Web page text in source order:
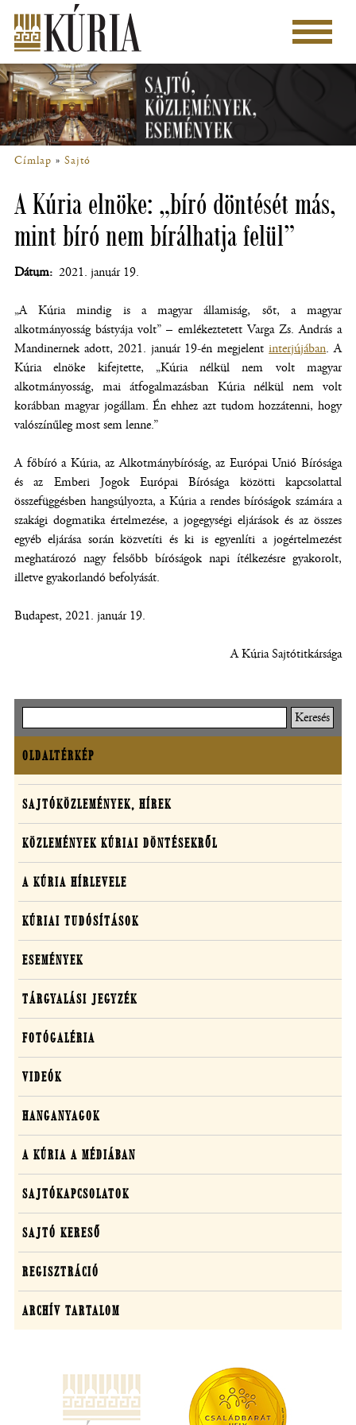
tartalomra
Főmenü
Címlap Sajtó
A Kúria elnöke: „bíró döntését más,
mint bíró nem bírálhatja felül”
Dátum 2021. január 19.
„A Kúria mindig is a magyar államiság, sőt, a magyar
alkotmányosság bástyája volt” – emlékeztetett Varga Zs. András a
Mandinernek adott, 2021. január 19-én megjelentinterjújában(új
nyílik
meg)
. A
Kúria elnöke kifejtette, „Kúria nélkül nem volt magyar
alkotmányosság, mai átfogalmazásban Kúria nélkül nem volt
korábban magyar jogállam. Én ehhez azt tudom hozzátenni, hogy
valószínűleg most sem lenne.”
A főbíró a Kúria, az Alkotmánybíróság, az Európai Unió Bírósága
és az Emberi Jogok Európai Bírósága közötti kapcsolattal
összefüggésben hangsúlyozta, a Kúria a rendes bíróságok számára a
szakági dogmatika értelmezése, a jogegységi eljárások és az összes
egyéb eljárása során közvetíti és ki is egyenlíti a jogértelmezést
meghatározó nagy felsőbb bíróságok napi ítélkezésre gyakorolt,
illetve gyakorlandó befolyását.
Budapest, 2021. január 19.
A Kúria Sajtótitkársága
Oldaltérkép
OLDALTÉRKÉP
Sajtó,
közlemények,
média
SAJTÓKÖZLEMÉNYEK, HÍREK
KÖZLEMÉNYEK KÚRIAI DÖNTÉSEKRŐL
A KÚRIA HÍRLEVELE
KÚRIAI TUDÓSÍTÁSOK
ESEMÉNYEK
TÁRGYALÁSI JEGYZÉK
FOTÓGALÉRIA
VIDEÓK
HANGANYAGOK
A KÚRIA A MÉDIÁBAN
SAJTÓKAPCSOLATOK
SAJTÓ KERESŐ
REGISZTRÁCIÓ
ARCHÍV TARTALOM